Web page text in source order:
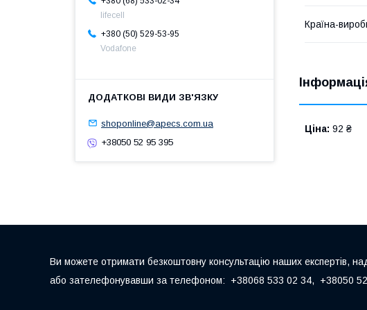
Країна-
Ціна: 92 ₴
lifecell
+380 (50) 529-53-95
Vodafone
shoponline@apecs.com.ua
+38050 52 95 395
Ви можете отримати безкоштовну консультацію наших експертів,
або зателефонувавши за телефоном: +38068 533 02 34, +38050